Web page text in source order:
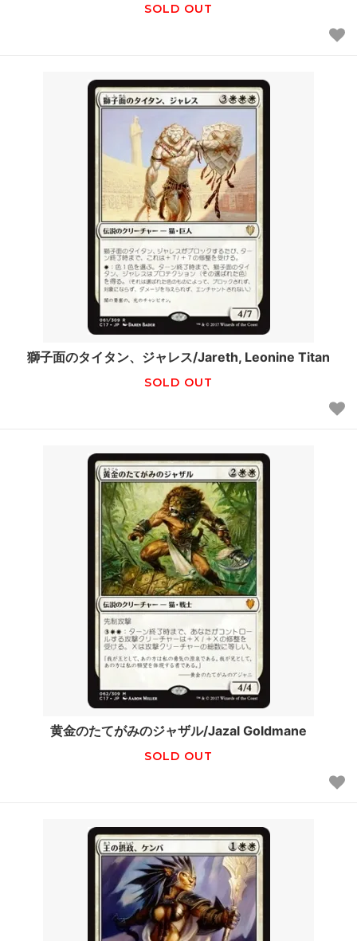
SOLD OUT
獅子面のタイタン、ジャレス/Jareth, Leonine Titan
SOLD OUT
黄金のたてがみのジャザル/Jazal Goldmane
SOLD OUT